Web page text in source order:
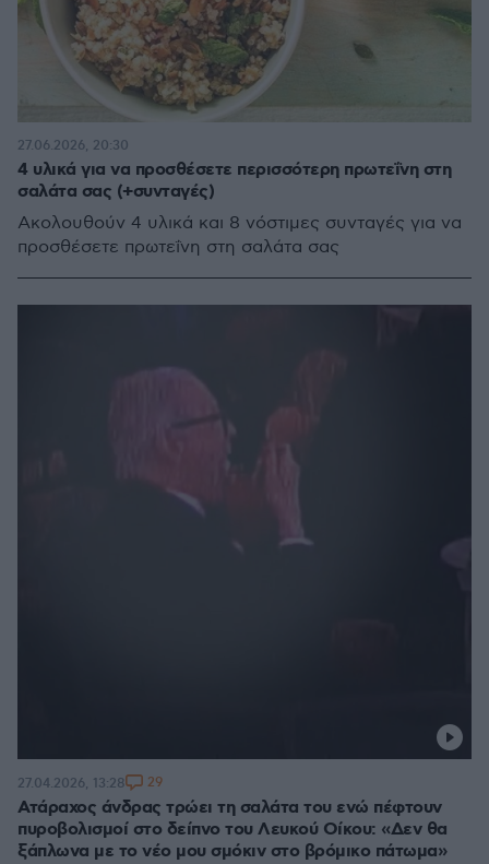
4 υλικά για να προσθέσετε περισσότερη πρωτεΐνη στη
σαλάτα σας (+συνταγές)
Ακολουθούν 4 υλικά και 8 νόστιμες συνταγές για να
προσθέσετε πρωτεΐνη στη σαλάτα σας
27.06.2026, 20:30
Ατάραχος άνδρας τρώει τη σαλάτα του ενώ πέφτουν
πυροβολισμοί στο δείπνο του Λευκού Οίκου: «Δεν θα
ξάπλωνα με το νέο μου σμόκιν στο βρόμικο πάτωμα»
27.04.2026, 13:28 29